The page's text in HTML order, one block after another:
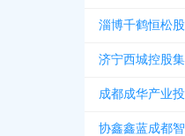
淄博千鹤恒松
济宁西城控股
成都成华产业
协鑫鑫蓝成都